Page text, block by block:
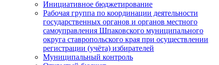
Инициативное бюджетирование
Рабочая группа по координации деятельности
государственных органов и органов местного
самоуправления Шпаковского муниципального
округа ставропольского края при осуществлении
регистрации (учёта) избирателей
Муниципальный контроль